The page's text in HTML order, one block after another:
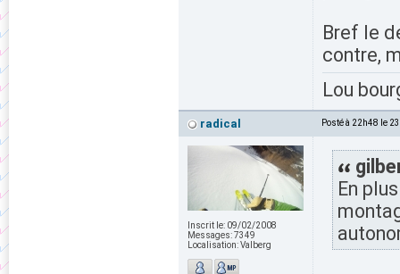
Bref le
contre,
Lou
radical Posté à 22h48 le
Inscrit le: 09/02/2008
Messages:7349
Localisation:Valberg
En